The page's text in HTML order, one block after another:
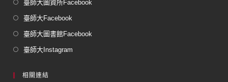
臺師大圖資所Facebook
臺師大Facebook
臺師大圖書館Facebook
臺師大Instagram
相關連結